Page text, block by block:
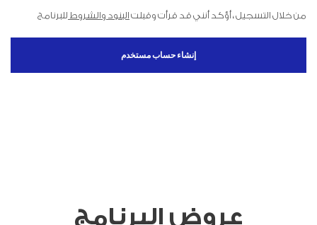
من خلال التسجيل ، أؤكد أنني قد قرأت وقبلت البنود والشروط للبرنامج
إنشاء حساب مستخدم
عروض البرنامج